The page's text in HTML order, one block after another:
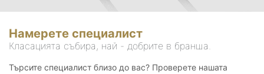
Намерете специалист
Класацията събира, най - добрите в бранша.
Търсите специалист близо до вас? Проверете нашата